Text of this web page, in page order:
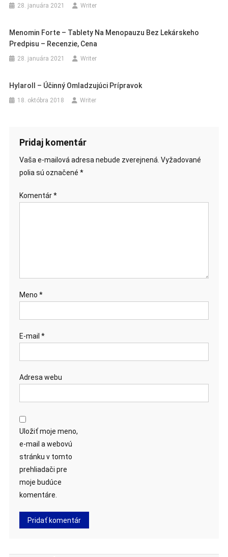
28. januára 2021 Writer
Menomin Forte – Tablety Na Menopauzu Bez Lekárskeho
Predpisu – Recenzie, Cena
28. januára 2021 Writer
Hylaroll – Účinný Omladzujúci Prípravok
18. októbra 2018 Writer
Pridaj komentár
Vaša e-mailová adresa nebude zverejnená. Vyžadované
polia sú označené *
Komentár*
Meno *
E-mail *
Adresa webu
Uložiť moje meno,
e-mail a webovú
stránku v tomto
prehliadači pre
moje budúce
komentáre.